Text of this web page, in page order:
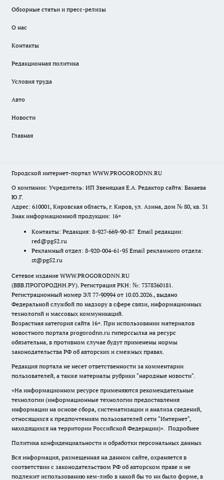
Обзорные статьи и пресс-релизы
О нас
Контакты
Редакционная политика
Условия труда
Авто
Новости
Главная
Городской интернет-портал WWW.PROGORODNN.RU
О компании: Учредитель: ИП Звеняцкая Е.А. Редактор сайта: Бакаева
Ю.Г.
Адрес: 610001, Кировская область, г. Киров, ул. Азина, дом № 80, кв. 31
Знак информационной продукции: 16+
Контакты: Редакция: 8-927-669-90-87 Email редакции:
red@pg52.ru
Рекламный отдел: 8-920-004-61-95 Email рекламного отдела:
st@pg52.ru
Сетевое издание WWW.PROGORODNN.RU
(ВВВ.ПРОГОРОДНН.РУ). Регистрация РКН: №: 7378360181.
Регистрационный номер ЭЛ 77-90994 от 10.03.2026., выдано
Федеральной службой по надзору в сфере связи, информационных
технологий и массовых коммуникаций.
Возрастная категория сайта 16+. При использовании материалов
новостного портала progorodnn.ru гиперссылка на ресурс
обязательна, в противном случае будут применены нормы
законодательства РФ об авторских и смежных правах.
Редакция портала не несет ответственности за комментарии
пользователей, а также материалы рубрики "народные новости".
«На информационном ресурсе применяются рекомендательные
технологии (информационные технологии предоставления
информации на основе сбора, систематизации и анализа сведений,
относящихся к предпочтениям пользователей сети "Интернет",
находящихся на территории Российской Федерации)». Подробнее
Политика конфиденциальности и обработки персональных данных
Вся информация, размещенная на данном сайте, охраняется в
соответствии с законодательством РФ об авторском праве и не
подлежит использованию кем-либо в какой бы то ни было форме, в